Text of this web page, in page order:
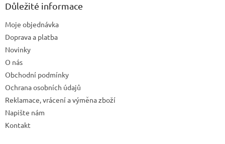
Důležité informace
Moje objednávka
Doprava a platba
Novinky
O nás
Obchodní podmínky
Ochrana osobních údajů
Reklamace, vrácení a výměna zboží
Napište nám
Kontakt